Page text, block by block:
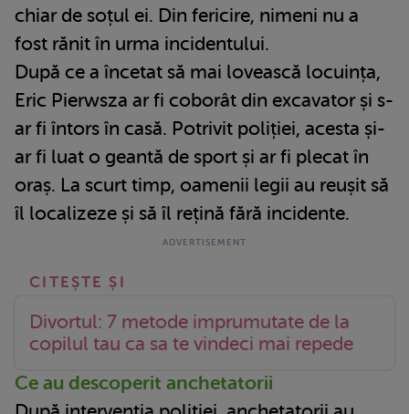
chiar de soțul ei. Din fericire, nimeni nu a
fost rănit în urma incidentului.
După ce a încetat să mai lovească locuința,
Eric Pierwsza ar fi coborât din excavator și s-
ar fi întors în casă. Potrivit poliției, acesta și-
ar fi luat o geantă de sport și ar fi plecat în
oraș. La scurt timp, oamenii legii au reușit să
îl localizeze și să îl rețină fără incidente.
Divortul: 7 metode imprumutate de la
copilul tau ca sa te vindeci mai repede
Ce au descoperit anchetatorii